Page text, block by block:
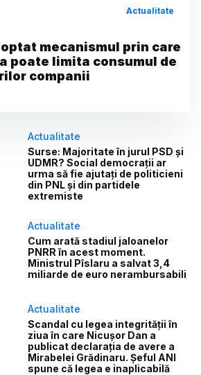
Actualitate
mecanismul prin care
poate limita consumul de
companii
Actualitate
Surse: Majoritate în jurul PSD și
UDMR? Social democrații ar
urma să fie ajutați de politicieni
din PNL și din partidele
extremiste
Actualitate
Cum arată stadiul jaloanelor
PNRR în acest moment.
Ministrul Pîslaru a salvat 3,4
miliarde de euro nerambursabili
Actualitate
Scandal cu legea integrității în
ziua în care Nicușor Dan a
publicat declarația de avere a
Mirabelei Grădinaru. Șeful ANI
spune că legea e inaplicabilă